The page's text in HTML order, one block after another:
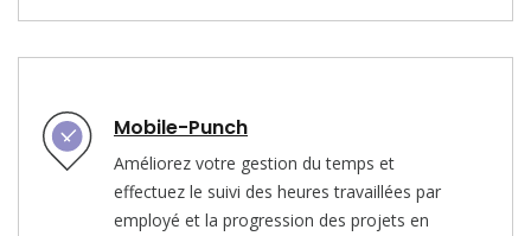
Mobile-Punch
Améliorez votre gestion du temps et
effectuez le suivi des heures travaillées par
employé et la progression des projets en